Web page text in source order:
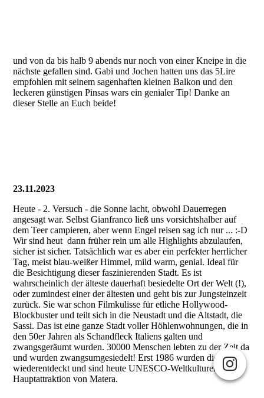
und von da bis halb 9 abends nur noch von einer Kneipe in die
nächste gefallen sind. Gabi und Jochen hatten uns das 5Lire
empfohlen mit seinem sagenhaften kleinen Balkon und den
leckeren günstigen Pinsas wars ein genialer Tip! Danke an
dieser Stelle an Euch beide!
23.11.2023
Heute - 2. Versuch - die Sonne lacht, obwohl Dauerregen
angesagt war. Selbst Gianfranco ließ uns vorsichtshalber auf
dem Teer campieren, aber wenn Engel reisen sag ich nur ... :-D
Wir sind heut dann früher rein um alle Highlights abzulaufen,
sicher ist sicher. Tatsächlich war es aber ein perfekter herrlicher
Tag, meist blau-weißer Himmel, mild warm, genial. Ideal für
die Besichtigung dieser faszinierenden Stadt. Es ist
wahrscheinlich der älteste dauerhaft besiedelte Ort der Welt (!),
oder zumindest einer der ältesten und geht bis zur Jungsteinzeit
zurück. Sie war schon Filmkulisse für etliche Hollywood-
Blockbuster und teilt sich in die Neustadt und die Altstadt, die
Sassi. Das ist eine ganze Stadt voller Höhlenwohnungen, die in
den 50er Jahren als Schandfleck Italiens galten und
zwangsgeräumt wurden. 30000 Menschen lebten zu der Zeit da
und wurden zwangsumgesiedelt! Erst 1986 wurden die Sassi
wiederentdeckt und sind heute UNESCO-Weltkulturerbe und
Hauptattraktion von Matera.